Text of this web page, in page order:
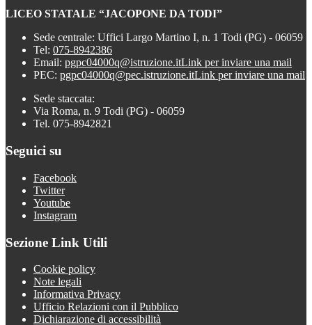
LICEO STATALE “JACOPONE DA TODI”
Sede centrale: Uffici Largo Martino I, n. 1 Todi (PG) - 06059
Tel: 075-8942386
Email: pgpc04000q@istruzione.itLink per inviare una mail
PEC: pgpc04000q@pec.istruzione.itLink per inviare una mail
Sede staccata:
Via Roma, n. 9 Todi (PG) - 06059
Tel. 075-8942821
Seguici su
Facebook
Twitter
Youtube
Instagram
Sezione Link Utili
Cookie policy
Note legali
Informativa Privacy
Ufficio Relazioni con il Pubblico
Dichiarazione di accessibilità